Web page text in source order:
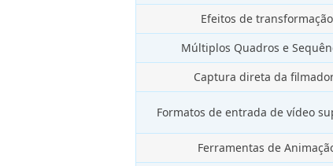
Efeitos de transformação
Múltiplos Quadros e
Captura direta da
Formatos de entrada de vídeo
Ferramentas de